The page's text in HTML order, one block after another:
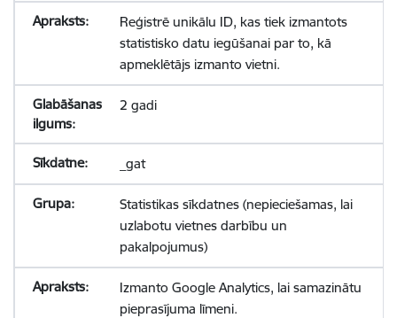
Reģistrē unikālu ID, kas tiek izmantots
statistisko datu iegūšanai par to, kā
apmeklētājs izmanto vietni.
2 gadi
_gat
Statistikas sīkdatnes (nepieciešamas, lai
uzlabotu vietnes darbību un
pakalpojumus)
Izmanto Google Analytics, lai samazinātu
pieprasījuma līmeni.